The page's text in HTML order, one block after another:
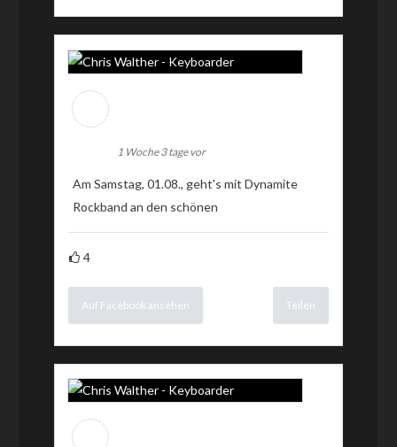
1 Woche 3 tage vor
Am Samstag, 01.08., geht's mit Dynamite
Rockband an den schönen
4
Auf Facebook ansehen Teilen